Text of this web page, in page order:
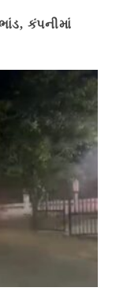
કંપનીમાં